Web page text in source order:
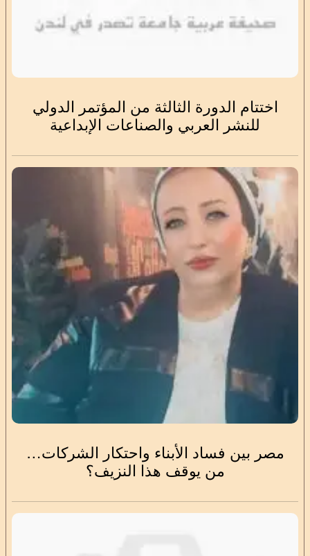
اختتام الدورة الثالثة من المؤتمر الدولي
للنشر العربي والصناعات الإبداعية
مصر بين فساد الأبناء واحتكار الشركات…
من يوقف هذا النزيف؟